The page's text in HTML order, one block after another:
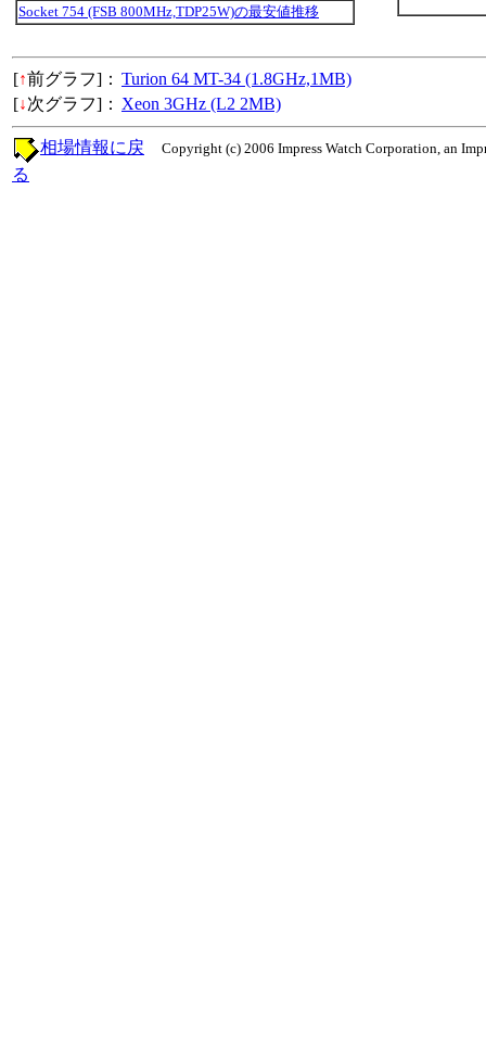
Socket 754 (FSB 800MHz,TDP25W)の最安値推移
[↑前グラフ]： Turion 64 MT-34 (1.8GHz,1MB)
[↓次グラフ]： Xeon 3GHz (L2 2MB)
Copyright (c) 2006 Impress Watch Corporation, an
相場情報に戻
る